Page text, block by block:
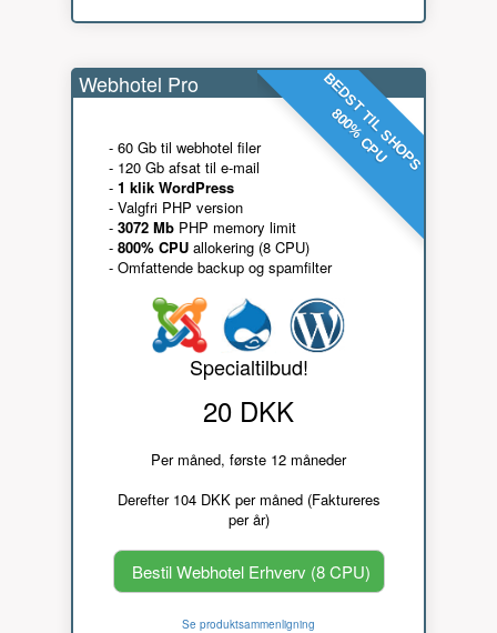
BEDST TIL SHOPS
800% CPU
Webhotel Pro
- 60 Gb til webhotel filer
- 120 Gb afsat til e-mail
- 1 klik WordPress
- Valgfri PHP version
- 3072 Mb PHP memory limit
- 800% CPU allokering (8 CPU)
- Omfattende backup og spamfilter
Specialtilbud!
20 DKK
Per måned, første 12 måneder
Derefter 104 DKK per måned (Faktureres
per år)
Bestil Webhotel Erhverv (8 CPU)
Se produktsammenligning